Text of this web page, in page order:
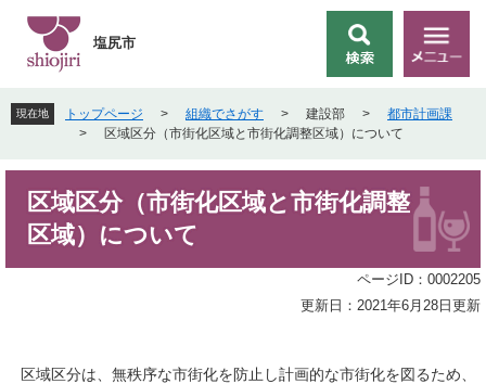
先
頭
す
を
飛
し
索
メ
ニ
ー
塩尻市
現在地 トップページ > 組織でさがす > 建設部 >
都市計画課
>
区域区分（市街化区域と市街化調整区域）について
区域区分（市街化区域と市街化調整
区域）について
ページID：0002205
更新日：2021年6月28日更新
区域区分は、無秩序な市街化を防止し計画的な市街化を図るため、